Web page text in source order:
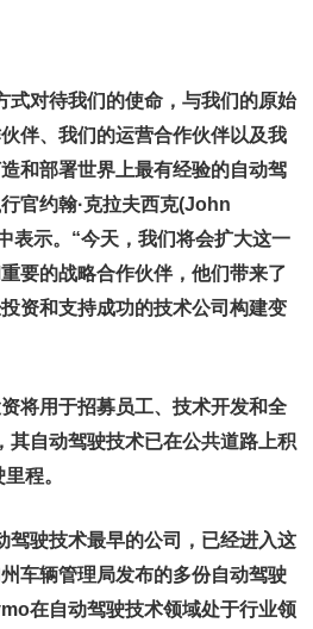
式对待我们的使命，与我们的原始
伴、我们的运营合作伙伴以及我
和部署世界上最有经验的自动驾
官约翰·克拉夫西克(John
表示。“今天，我们将会扩大这一
要的战略合作伙伴，他们带来了
资和支持成功的技术公司构建变
将用于招募员工、技术开发和全
其自动驾驶技术已在公共道路上积
程。
驾驶技术最早的公司，已经进入这
车辆管理局发布的多份自动驾驶
在自动驾驶技术领域处于行业领